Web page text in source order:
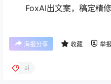
FoxAI出文案，稿定精修
海报分享 收藏 举报
ai